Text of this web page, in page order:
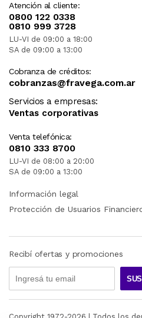
Atención al cliente:
0800 122 0338
0810 999 3728
LU-VI de 09:00 a 18:00
SA de 09:00 a 13:00
Cobranza de créditos:
cobranzas@fravega.com.ar
Servicios a empresas:
Ventas corporativas
Venta telefónica:
0810 333 8700
LU-VI de 08:00 a 20:00
SA de 09:00 a 13:00
Información legal
Protección de Usuarios
Recibí ofertas y promociones